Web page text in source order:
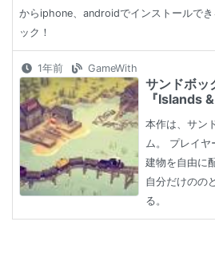
からiphone、androidでインストールで
ック！
1年前 GameWith
サンドボッ
『Islands
本作は、サン
ム。 プレイヤ
建物を自由に
自分だけのの
る。